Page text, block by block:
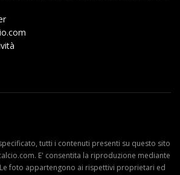
tutti i contenuti presenti su questo sito
E' consentita la riproduzione mediante
foto appartengono ai rispettivi proprietari ed